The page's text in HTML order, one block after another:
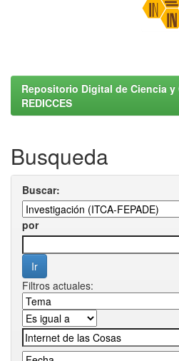
Repositorio Digital de Ciencia
REDICCES
Busqueda
Buscar:
por
Filtros actuales: